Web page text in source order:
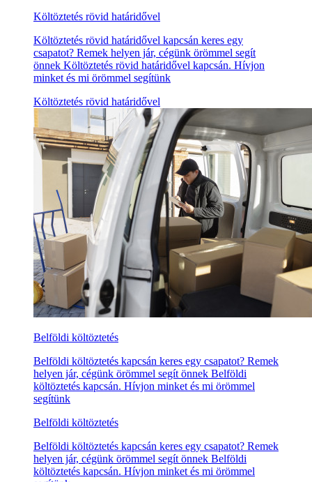
Költöztetés rövid határidővel
Költöztetés rövid határidővel kapcsán keres egy
csapatot? Remek helyen jár, cégünk örömmel segít
önnek Költöztetés rövid határidővel kapcsán. Hívjon
minket és mi örömmel segítünk
Költöztetés rövid határidővel
Belföldi költöztetés
Belföldi költöztetés kapcsán keres egy csapatot? Remek
helyen jár, cégünk örömmel segít önnek Belföldi
költöztetés kapcsán. Hívjon minket és mi örömmel
segítünk
Belföldi költöztetés
Belföldi költöztetés kapcsán keres egy csapatot? Remek
helyen jár, cégünk örömmel segít önnek Belföldi
költöztetés kapcsán. Hívjon minket és mi örömmel